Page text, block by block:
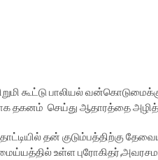
கூட்டு பாலியல்
தகனம் செய்து ஆதாரத்தை
தன் குடும்பத்திற்கு
மைய்யத்தில் உள்ள